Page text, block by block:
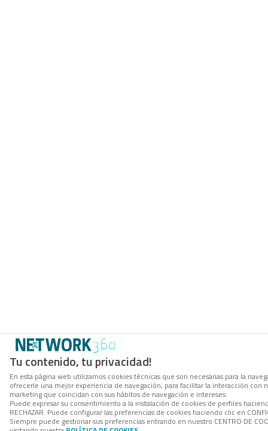
Tu contenido, tu privacidad!
En esta página web utilizamos cookies técnicas que son necesarias para la
ofrecerle una mejor experiencia de navegación, para facilitar la interacción
marketing que coincidan con sus hábitos de navegación e intereses.
Puede expresar su consentimiento a la instalación de cookies de perfiles
RECHAZAR. Puede configurar las preferencias de cookies haciendo clic en
Siempre puede gestionar sus preferencias entrando en nuestro CENTRO DE